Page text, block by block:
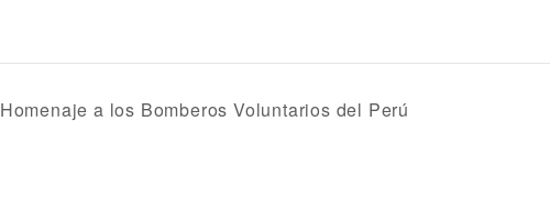
Homenaje a los Bomberos Voluntarios del Perú